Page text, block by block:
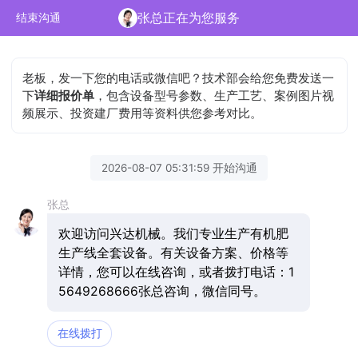
结束沟通 张总正在为您服务
老板，发一下您的电话或微信吧？技术部会给您免费发送一
下详细报价单 ，包含设备型号参数、生产工艺、案例图片视
频展示、投资建厂费用等资料供您参考对比。
2026-08-07 05:31:59 开始沟通
张总
欢迎访问兴达机械。我们专业生产有机肥
生产线全套设备。有关设备方案、价格等
详情，您可以在线咨询，或者拨打电话：1
5649268666张总咨询，微信同号。
在线拨打